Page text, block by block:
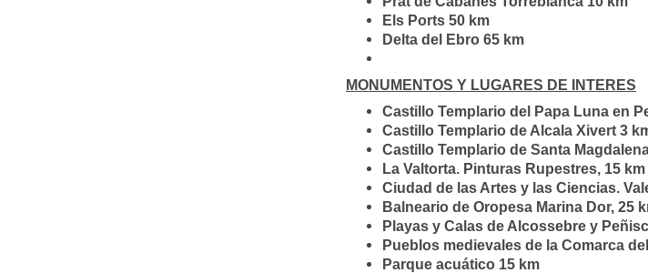
Els Ports 50 km
Delta del Ebro 65 km
MONUMENTOS Y LUGARES DE INTERES
Castillo Templario del Papa Luna en
Castillo Templario de Alcala Xivert 3
Castillo Templario de Santa
La Valtorta. Pinturas Rupestres, 15 km
Ciudad de las Artes y las Ciencias.
Balneario de Oropesa Marina Dor, 25
Playas y Calas de Alcossebre y
Pueblos medievales de la Comarca
Parque acuático 15 km